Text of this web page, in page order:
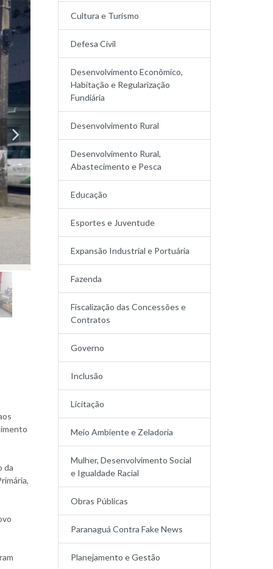
da
Cultura e Turismo
Defesa Civil
Desenvolvimento Econômico,
Habitação e Regularização
Fundiária
Desenvolvimento Rural
Desenvolvimento Rural,
Abastecimento e Pesca
Educação
Esportes e Juventude
Expansão Industrial e Portuária
Fazenda
Fiscalização das Concessões e
Contratos
Governo
Inclusão
Licitação
Meio Ambiente e Zeladoria
Mulher, Desenvolvimento Social
e Igualdade Racial
Obras Públicas
Paranaguá Contra Fake News
Planejamento e Gestão